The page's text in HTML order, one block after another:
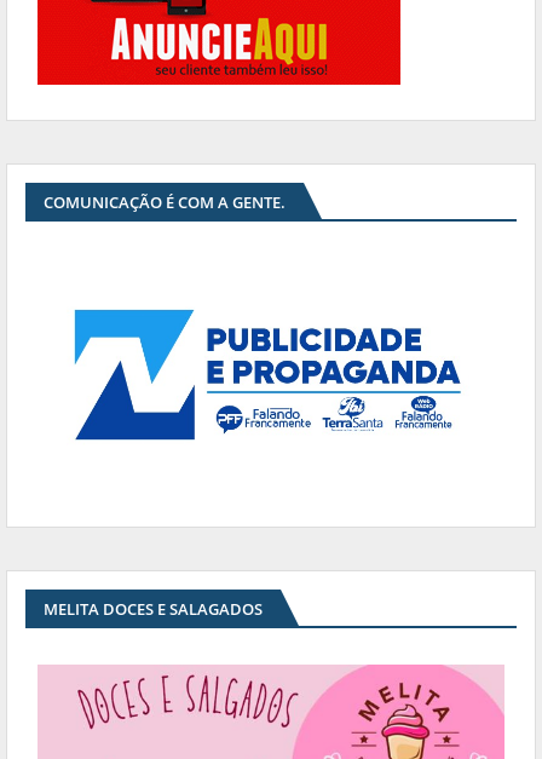
COMUNICAÇÃO É COM A GENTE.
MELITA DOCES E SALAGADOS